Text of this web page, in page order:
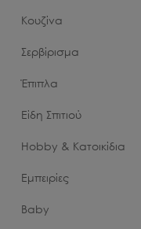
Κουζίνα
Σερβίρισμα
Έπιπλα
Είδη Σπιτιού
Hobby & Κατοικίδια
Εμπειρίες
Baby